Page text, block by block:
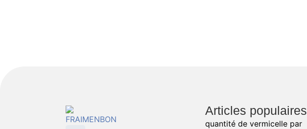
Articles populaires
quantité de vermicelle par